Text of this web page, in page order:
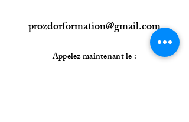
prozdorformation@gmail.com
Appelez maintenant le :